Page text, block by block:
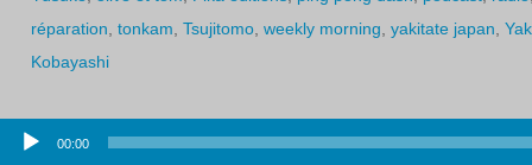
réparation tonkam Tsujitomo, weekly morning yakitate japan
Kobayashi
Lecteur
00:00